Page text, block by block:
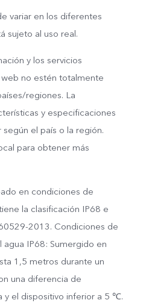
variar en los diferentes
sujeto al uso real.
y los servicios
no estén totalmente
regiones. La
y especificaciones
el país o la región.
para obtener más
en condiciones de
la clasificación IP68 e
2013. Condiciones de
IP68: Sumergido en
1,5 metros durante un
una diferencia de
y el dispositivo inferior a 5 ℃.